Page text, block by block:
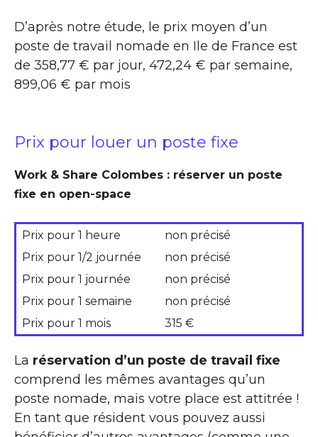
D’après notre étude, le prix moyen d’un
poste de travail nomade en Ile de France est
de 358,77 € par jour, 472,24 € par semaine,
899,06 € par mois
Prix pour louer un poste fixe
Work & Share Colombes : réserver un poste
fixe en open-space
Prix pour 1 heure
non précisé
Prix pour 1/2 journée
non précisé
Prix pour 1 journée
non précisé
Prix pour 1 semaine
non précisé
Prix pour 1 mois
315 €
La réservation d’un poste de travail fixe
comprend les mêmes avantages qu’un
poste nomade, mais votre place est attitrée !
En tant que résident vous pouvez aussi